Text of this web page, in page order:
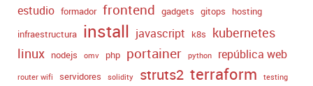
estudio formador frontend gadgets gitops
hosting
infraestructura install javascript k8s
kubernetes
linux nodejs omv php portainer python república web
router wifi servidores solidity struts2 terraform testing